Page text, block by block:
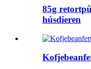
85g
húsdieren